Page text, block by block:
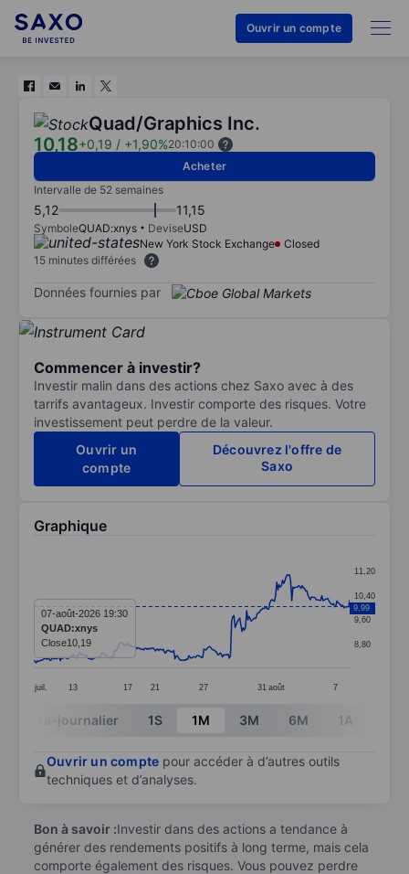
Ouvrir un compte
Quad/Graphics Inc.
10,18+0,19 / +1,90%20:10:00
Acheter
Intervalle de 52 semaines
5,12 11,15
SymboleQUAD:xnys DeviseUSD
New York Stock Exchange
Closed
15 minutes différées
Données fournies par
Commencer à investir?
Investir malin dans des actions chez Saxo avec à des
tarrifs avantageux. Investir comporte des risques. Votre
investissement peut perdre de la valeur.
Ouvrir un
compte
Découvrez l'offre de
Saxo
Graphique
The chart has 1 X axis displaying categories.
The chart has 1 Y axis displaying values. Data ranges
juil. 13 17 21 27 31 août 7
8,80
9,60
10,40
11,20
9,99
07-août-2026 19:30
QUAD:xnys
Close10,19
End of interactive chart.
Intra-journalier 1S 1M 3M 6M 1A
Ouvrir un compte pour accéder à d’autres outils
techniques et d’analyses.
Bon à savoir :Investir dans des actions a tendance à
générer des rendements positifs à long terme, mais cela
comporte également des risques. Vous pouvez perdre